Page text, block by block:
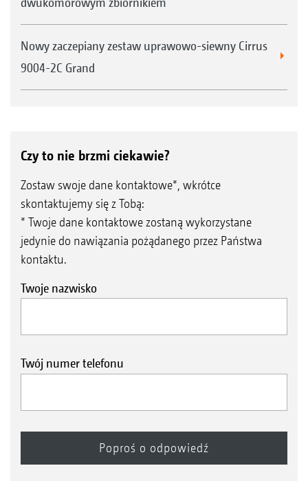
Nowy zaczepiany zestaw uprawowo-siewny Cirrus
9004-2C Grand
Czy to nie brzmi ciekawie?
Zostaw swoje dane kontaktowe*, wkrótce
skontaktujemy się z Tobą:
* Twoje dane kontaktowe zostaną wykorzystane
jedynie do nawiązania pożądanego przez Państwa
kontaktu.
Twoje nazwisko
Twój numer telefonu